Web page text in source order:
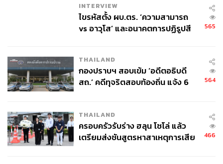
ในหนังสือ The Anxious Generation เน้นย้ำว่าการเพิ่มขึ้น
ของปัญหาสุขภาพจิตในกลุ่ม Gen Z สัมพันธ์อย่างชัดเจนกับ
เศร้า วิตกกังวล การทำร้ายตัวเอง และการฆ่าตัวตายเพิ่มขึ้น
อย่างน่าตกใจ
สมาร์ทโฟนและโซเชียลมีเดียเปลี่ยนวิธีที่เรามีปฏิสัมพันธ์
คุณค่าจากจำนวนไลก์หรือคอมเมนต์ อีกทั้งการออนไลน์
ตลอดเวลายังลดการเชื่อมโยงทางสังคมในโลกความเป็นจริง
INTERVIEW
ไขรหัสตั้ง ผบ.ตร. ‘ความสามารถ
vs อาวุโส’ และอนาคตการปฏิรูปสี
565
THAILAND
กองปราบฯ สอบเข้ม ‘อดีตอธิบดี
สถ.’ คดีทุจริตสอบท้องถิ่น แจ้ง 6
564
THAILAND
ครอบครัวรับร่าง ฮลุน โซโล่ แล้ว
เตรียมส่งชันสูตรหาสาเหตุการเสีย
466